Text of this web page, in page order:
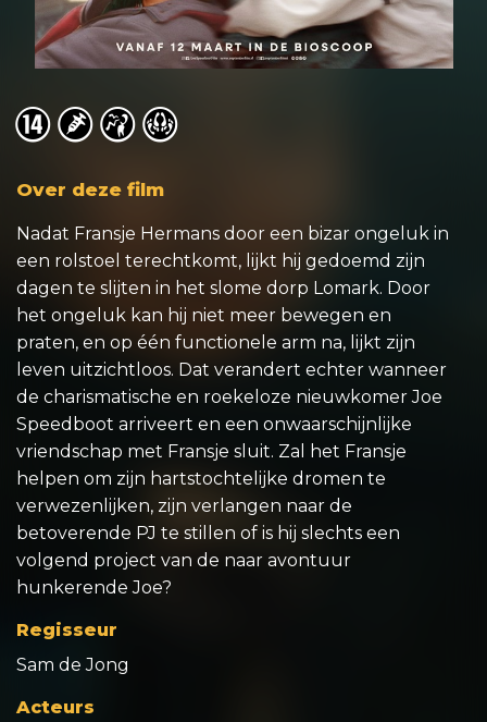
o o o o
Over deze film
Nadat Fransje Hermans door een bizar ongeluk in
een rolstoel terechtkomt, lijkt hij gedoemd zijn
dagen te slijten in het slome dorp Lomark. Door
het ongeluk kan hij niet meer bewegen en
praten, en op één functionele arm na, lijkt zijn
leven uitzichtloos. Dat verandert echter wanneer
de charismatische en roekeloze nieuwkomer Joe
Speedboot arriveert en een onwaarschijnlijke
vriendschap met Fransje sluit. Zal het Fransje
helpen om zijn hartstochtelijke dromen te
verwezenlijken, zijn verlangen naar de
betoverende PJ te stillen of is hij slechts een
volgend project van de naar avontuur
hunkerende Joe?
Regisseur
Sam de Jong
Acteurs